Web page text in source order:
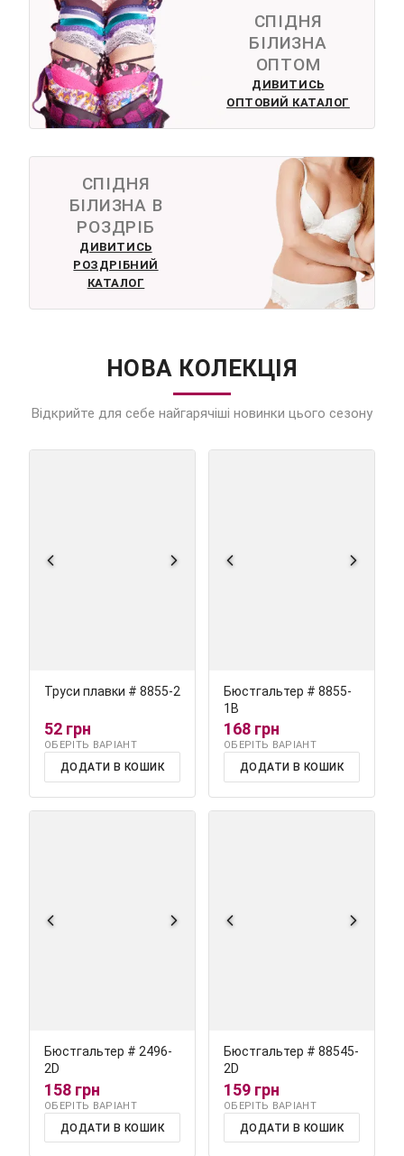
СПІДНЯ
БІЛИЗНА
ОПТОМ
ДИВИТИСЬ
ОПТОВИЙ КАТАЛОГ
СПІДНЯ
БІЛИЗНА В
РОЗДРІБ
ДИВИТИСЬ
РОЗДРІБНИЙ
КАТАЛОГ
НОВА КОЛЕКЦІЯ
Відкрийте для себе найгарячіші новинки цього сезону
Труси плавки # 8855-2
52 грн
ОБЕРІТЬ ВАРІАНТ
ДОДАТИ В КОШИК
Бюстгальтер # 8855-
1В
168 грн
ОБЕРІТЬ ВАРІАНТ
ДОДАТИ В КОШИК
Бюстгальтер # 2496-
2D
158 грн
ОБЕРІТЬ ВАРІАНТ
ДОДАТИ В КОШИК
Бюстгальтер # 88545-
2D
159 грн
ОБЕРІТЬ ВАРІАНТ
ДОДАТИ В КОШИК